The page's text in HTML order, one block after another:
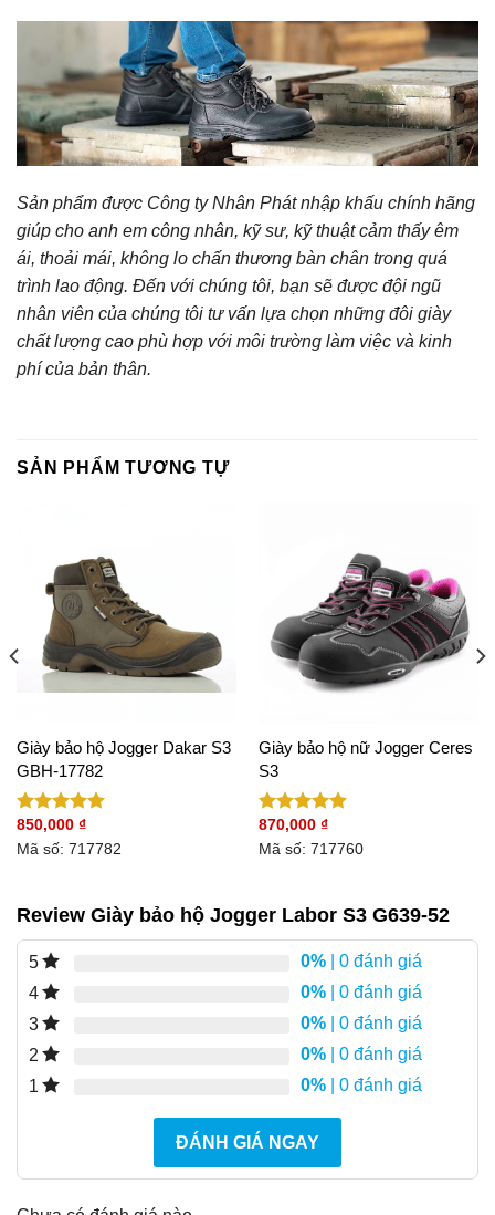
Sản phẩm được Công ty Nhân Phát nhập khấu chính hãng
giúp cho anh em công nhân, kỹ sư, kỹ thuật cảm thấy êm
ái, thoải mái, không lo chấn thương bàn chân trong quá
trình lao động. Đến với chúng tôi, bạn sẽ được đội ngũ
nhân viên của chúng tôi tư vấn lựa chọn những đôi giày
chất lượng cao phù hợp với môi trường làm việc và kinh
phí của bản thân.
SẢN PHẨM TƯƠNG TỰ
Giày bảo hộ Jogger Dakar S3
GBH-17782
Được xếp
hạng5.00
850,000 ₫
Mã số: 717782
Giày bảo hộ nữ Jogger Ceres
S3
Được xếp
hạng5.00
870,000 ₫
Mã số: 717760
Review Giày bảo hộ Jogger Labor S3 G639-52
5 0% | 0 đánh giá
4
0% | 0 đánh giá
3
0% | 0 đánh giá
2
0% | 0 đánh giá
1
0% | 0 đánh giá
ĐÁNH GIÁ NGAY